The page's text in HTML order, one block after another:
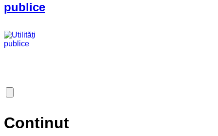
publice
Continut